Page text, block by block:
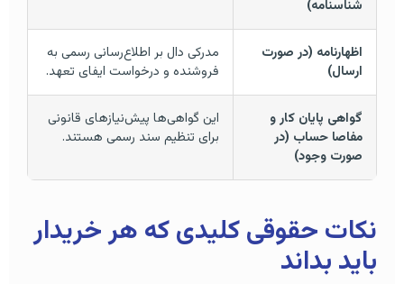
شناسنامه)
اظهارنامه (در صورت
ارسال)
مدرکی دال بر اطلاع‌رسانی رسمی به
فروشنده و درخواست ایفای تعهد.
گواهی پایان کار و
مفاصا حساب (در
صورت وجود)
این گواهی‌ها پیش‌نیازهای قانونی
برای تنظیم سند رسمی هستند.
نکات حقوقی کلیدی که هر خریدار
باید بداند